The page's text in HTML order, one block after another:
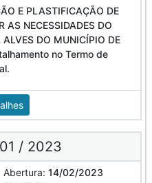
E PLASTIFICAÇÃO DE
AS NECESSIDADES DO
DO MUNICÍPIO DE
no Termo de
/ 2023
Abertura: 14/02/2023